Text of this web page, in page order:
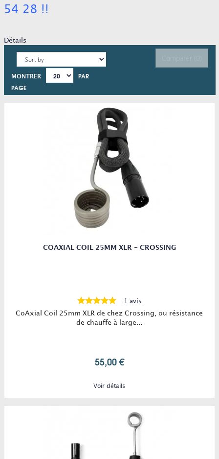
54 28 !!
Détails
MONTRER
PAR
PAGE
COAXIAL COIL 25MM XLR - CROSSING
1 avis
CoAxial Coil 25mm XLR de chez Crossing, ou résistance
de chauffe à large...
55,00 €
Voir détails